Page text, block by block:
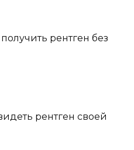
рентген без
рентген своей